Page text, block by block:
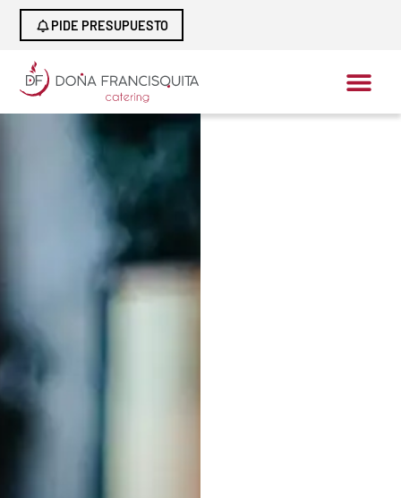
PIDE PRESUPUESTO